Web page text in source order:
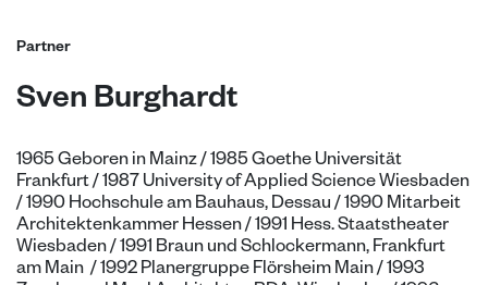
Partner
Sven Burghardt
1965 Geboren in Mainz / 1985 Goethe Universität
Frankfurt / 1987 University of Applied Science Wiesbaden
/ 1990 Hochschule am Bauhaus, Dessau / 1990 Mitarbeit
Architektenkammer Hessen / 1991 Hess. Staatstheater
Wiesbaden / 1991 Braun und Schlockermann, Frankfurt
am Main / 1992 Planergruppe Flörsheim Main / 1993